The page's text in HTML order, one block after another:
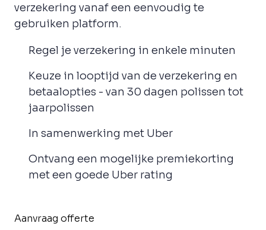
verzekering vanaf een eenvoudig te
gebruiken platform.
Regel je verzekering in enkele minuten
Keuze in looptijd van de verzekering en
betaalopties - van 30 dagen polissen tot
jaarpolissen
In samenwerking met Uber
Ontvang een mogelijke premiekorting
met een goede Uber rating
Aanvraag offerte